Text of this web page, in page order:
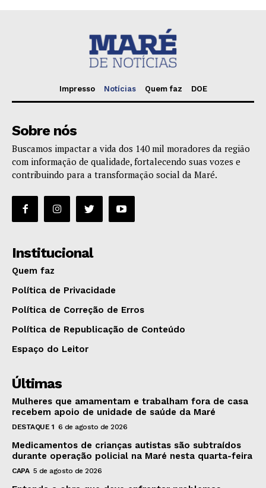
Impresso Notícias Quem faz DOE
Sobre nós
Buscamos impactar a vida dos 140 mil moradores da região
com informação de qualidade, fortalecendo suas vozes e
contribuindo para a transformação social da Maré.
Institucional
Quem faz
Política de Privacidade
Política de Correção de Erros
Política de Republicação de Conteúdo
Espaço do Leitor
Últimas
Mulheres que amamentam e trabalham fora de casa
recebem apoio de unidade de saúde da Maré
DESTAQUE 1 6 de agosto de 2026
Medicamentos de crianças autistas são subtraídos
durante operação policial na Maré nesta quarta-feira
CAPA 5 de agosto de 2026